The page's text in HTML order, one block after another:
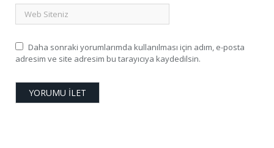
Daha sonraki yorumlarımda kullanılması için adım, e-posta
adresim ve site adresim bu tarayıcıya kaydedilsin.